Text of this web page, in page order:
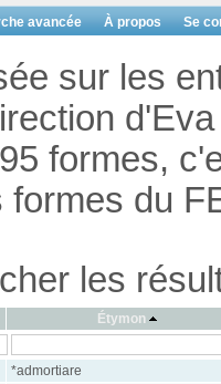
avancée À propos Se
sur les
formes,
formes du
les
Étymon
*admortiare